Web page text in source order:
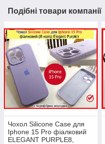
Подібні товари компанії
Чохол Silicone Case для
Iphone 15 Pro фіалковий
ELEGANT PURPLE8,